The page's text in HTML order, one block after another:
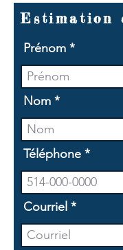
Estimation
Prénom
Nom
Téléphone
Courriel